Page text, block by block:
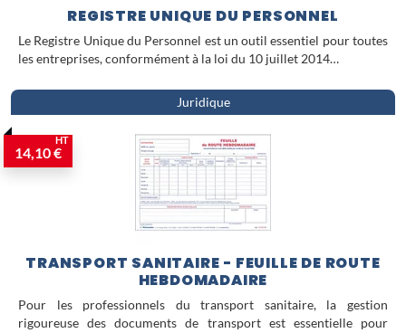
REGISTRE UNIQUE DU PERSONNEL
Le Registre Unique du Personnel est un outil essentiel pour toutes
les entreprises, conformément à la loi du 10 juillet 2014…
Juridique
14,10 €
HT
TRANSPORT SANITAIRE - FEUILLE DE ROUTE
HEBDOMADAIRE
Pour les professionnels du transport sanitaire, la gestion
rigoureuse des documents de transport est essentielle pour